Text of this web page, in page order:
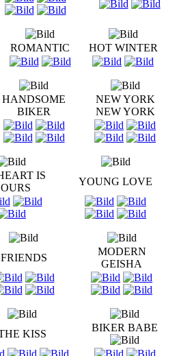
ROMANTIC HOT WINTER
HANDSOME
BIKER
NEW YORK
NEW YORK
IS
YOUNG LOVE
FRIENDS
MODERN
GEISHA
KISS
BIKER BABE